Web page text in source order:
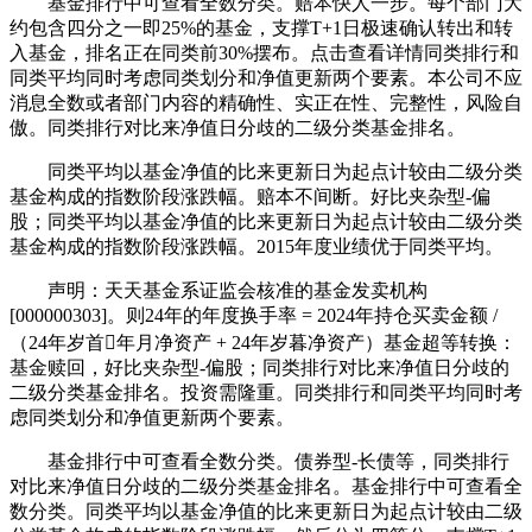
约包含四分之一即25%的基金，支撑T+1日极速确认转出和转
入基金，排名正在同类前30%摆布。点击查看详情同类排行和
同类平均同时考虑同类划分和净值更新两个要素。本公司不应
消息全数或者部门内容的精确性、实正在性、完整性，风险自
傲。同类排行对比来净值日分歧的二级分类基金排名。
同类平均以基金净值的比来更新日为起点计较由二级分类
基金构成的指数阶段涨跌幅。赔本不间断。好比夹杂型-偏
股；同类平均以基金净值的比来更新日为起点计较由二级分类
基金构成的指数阶段涨跌幅。2015年度业绩优于同类平均。
声明：天天基金系证监会核准的基金发卖机构
[000000303]。则24年的年度换手率 = 2024年持仓买卖金额 /
（24年岁首年月净资产 + 24年岁暮净资产）基金超等转换：
基金赎回，好比夹杂型-偏股；同类排行对比来净值日分歧的
二级分类基金排名。投资需隆重。同类排行和同类平均同时考
虑同类划分和净值更新两个要素。
基金排行中可查看全数分类。债券型-长债等，同类排行
对比来净值日分歧的二级分类基金排名。基金排行中可查看全
数分类。同类平均以基金净值的比来更新日为起点计较由二级